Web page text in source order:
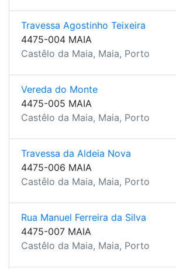
Travessa Agostinho Teixeira
4475-004 MAIA
Castêlo da Maia, Maia, Porto
Vereda do Monte
4475-005 MAIA
Castêlo da Maia, Maia, Porto
Travessa da Aldeia Nova
4475-006 MAIA
Castêlo da Maia, Maia, Porto
Rua Manuel Ferreira da Silva
4475-007 MAIA
Castêlo da Maia, Maia, Porto